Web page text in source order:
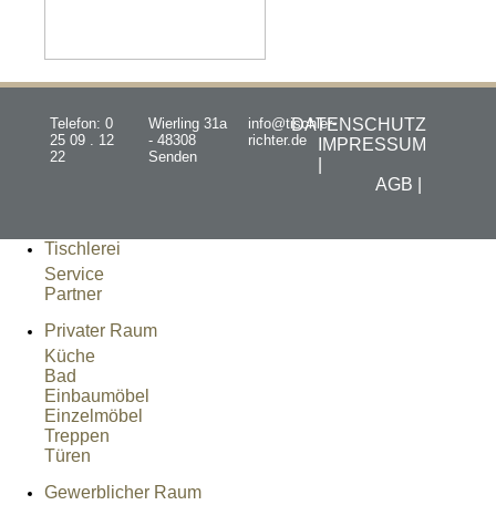
Telefon: 0
25 09 . 12
22
Wierling 31a
- 48308
Senden
info@tischler-
richter.de
DATENSCHUTZ
IMPRESSUM
AGB |
Tischlerei
Service
Partner
Privater Raum
Küche
Bad
Einbaumöbel
Einzelmöbel
Treppen
Türen
Gewerblicher Raum